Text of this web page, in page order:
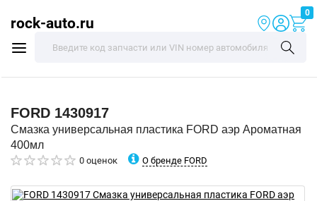
rock-auto.ru
0
FORD 1430917
Смазка универсальная пластика FORD аэр Ароматная
400мл
0 оценок О бренде FORD